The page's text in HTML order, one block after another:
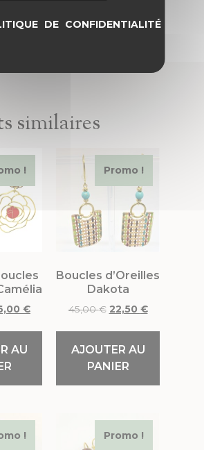
similaires
!
€
AU
Promo !
Boucles d’Oreilles
Dakota
45,00€ 22,50 €
AJOUTER AU
PANIER
! Promo !
DE CONFIDENTIALITÉ